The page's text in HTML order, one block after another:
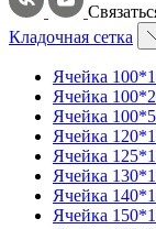
Кладочная сетка
Ячейка
Ячейка
Ячейка
Ячейка
Ячейка
Ячейка
Ячейка
Ячейка